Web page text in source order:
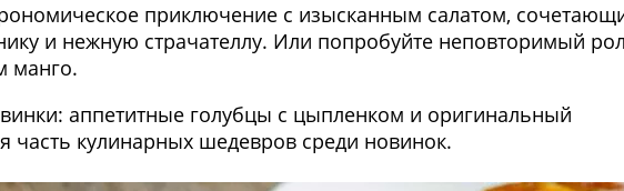
приключение с изысканным салатом,
и нежную страчателлу. Или попробуйте неповторимый
манго.
аппетитные голубцы с цыпленком и оригинальный
кулинарных шедевров среди новинок.